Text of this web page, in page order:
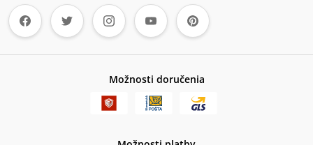
Možnosti doručenia